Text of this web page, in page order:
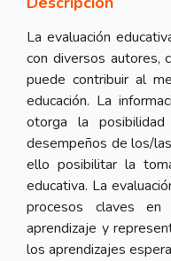
La evaluación
con diversos autores,
puede contribuir al
educación. La
otorga la
desempeños de los/
ello posibilitar la
educativa. La
procesos claves
aprendizaje y
los aprendizajes